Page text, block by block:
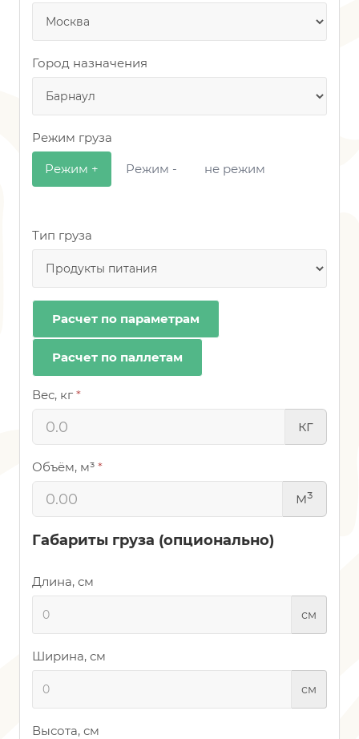
Город назначения
Режим груза
Режим + Режим - не режим
Тип груза
Расчет по параметрам
Расчет по паллетам
Вес, кг *
кг
Объём, м³ *
м³
Габариты груза (опционально)
Длина, см
см
Ширина, см
см
Высота, см